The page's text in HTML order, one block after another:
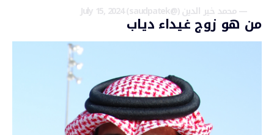
— محمد خير الدين (@saudpatek)
July 15, 2024
من هو زوج غيداء دياب